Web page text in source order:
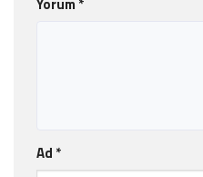
Ad *